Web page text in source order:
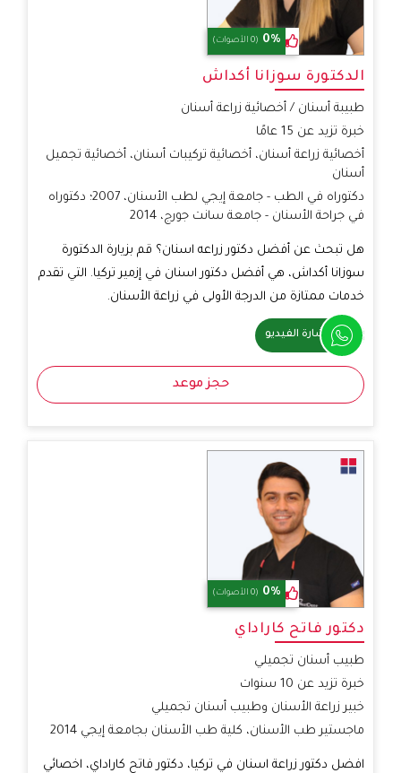
0% (0 الأصوات)
الدكتورة سوزانا أكداش
طبيبة أسنان / أخصائية زراعة أسنان
خبرة تزيد عن 15 عامًا
أخصائية زراعة أسنان، أخصائية تركيبات أسنان، أخصائية تجميل
أسنان
دكتوراه في الطب - جامعة إيجي لطب الأسنان، 2007؛ دكتوراه
في جراحة الأسنان - جامعة سانت جورج، 2014
هل تبحث عن أفضل دكتور زراعه اسنان؟ قم بزيارة الدكتورة
سوزانا أكداش، هي أفضل دكتور اسنان في إزمير تركيا. التي تقدم
خدمات ممتازة من الدرجة الأولى في زراعة الأسنان.
استشارة الفيديو
حجز موعد
0% (0 الأصوات)
دكتور فاتح كاراداي
طبيب أسنان تجميلي
خبرة تزيد عن 10 سنوات
خبير زراعة الأسنان وطبيب أسنان تجميلي
ماجستير طب الأسنان، كلية طب الأسنان بجامعة إيجي 2014
افضل دكتور زراعة اسنان في تركيا، دكتور فاتح كاراداي، اخصائي